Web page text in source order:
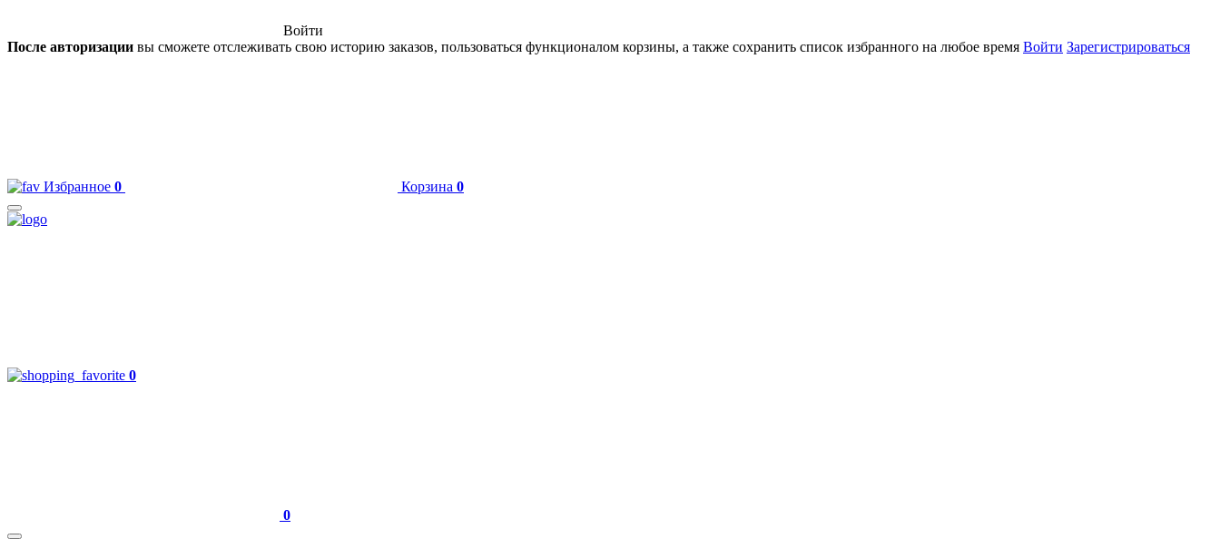
Войти
После авторизации вы сможете отслеживать свою историю заказов, пользоваться функционалом корзины, а также сохранить список избранного на любое время Войти Зарегистрироваться
Избранное 0 Корзина 0
0
0